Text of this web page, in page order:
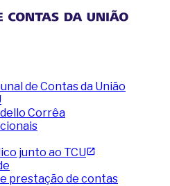
de Contas da União
Corrêa
junto ao TCU
prestação de contas